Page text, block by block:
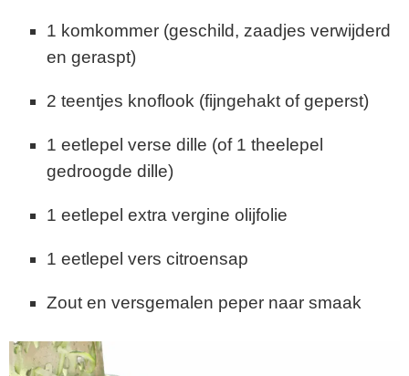
1 komkommer (geschild, zaadjes verwijderd
en geraspt)
2 teentjes knoflook (fijngehakt of geperst)
1 eetlepel verse dille (of 1 theelepel
gedroogde dille)
1 eetlepel extra vergine olijfolie
1 eetlepel vers citroensap
Zout en versgemalen peper naar smaak